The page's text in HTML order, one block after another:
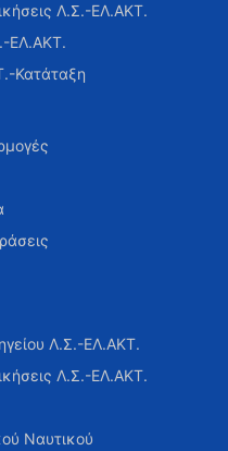
Λ.Σ.-ΕΛ.ΑΚΤ.
ΕΛ.ΑΚΤ.
Κατάταξη
Λ.Σ.-ΕΛ.ΑΚΤ.
Λ.Σ.-ΕΛ.ΑΚΤ.
Ναυτικού